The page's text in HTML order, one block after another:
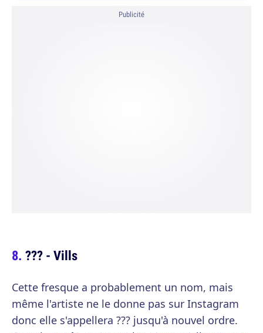
Publicité
??? - Vills
Cette fresque a probablement un nom, mais
même l'artiste ne le donne pas sur Instagram
donc elle s'appellera ??? jusqu'à nouvel ordre.